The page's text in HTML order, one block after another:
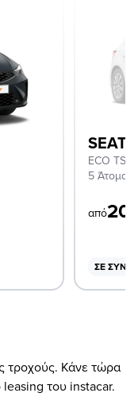
SEAT
ECO TSI
5 Άτομα
από
ΣΕ
τροχούς. Κάνε τώρα
leasing του instacar.